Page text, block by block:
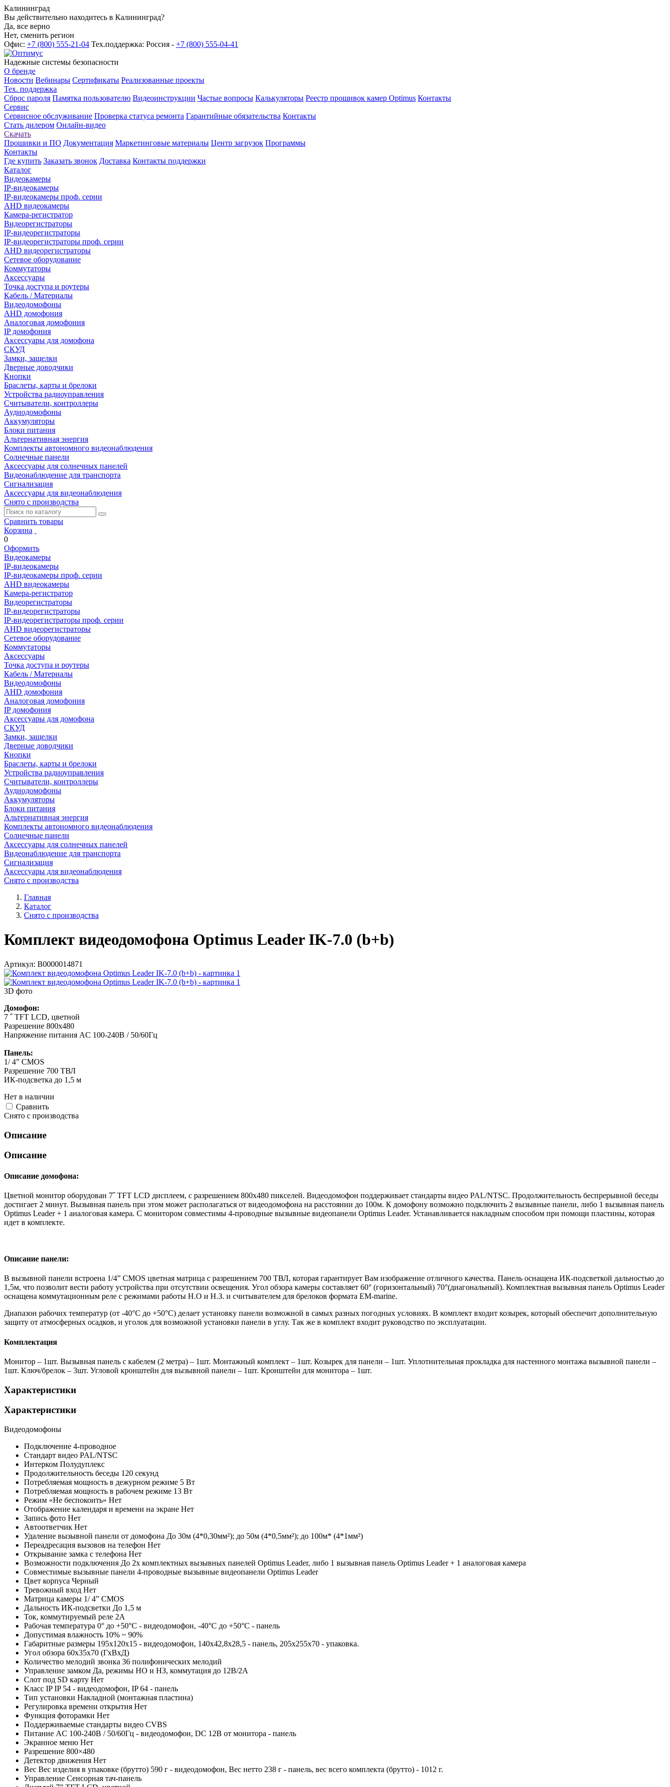
Калининград
Вы действительно находитесь в Калининград?
Да, все верно
Нет, сменить регион
Офис: +7 (800) 555-21-04 Тех.поддержка: Россия - +7 (800) 555-04-41
Надежные системы безопасности
О бренде
Новости Вебинары Сертификаты Реализованные проекты
Тех. поддержка
Сброс пароля Памятка пользователю Видеоинструкции Частые вопросы Калькуляторы Реестр прошивок камер Optimus Контакты
Сервис
Сервисное обслуживание Проверка статуса ремонта Гарантийные обязательства Контакты
Стать дилером Онлайн-видео
Скачать
Прошивки и ПО Документация Маркетинговые материалы Центр загрузок Программы
Контакты
Где купить Заказать звонок Доставка Контакты поддержки
Каталог
Видеокамеры
IP-видеокамеры
IP-видеокамеры проф. серии
AHD видеокамеры
Камера-регистратор
Видеорегистраторы
IP-видеорегистраторы
IP-видеорегистраторы проф. серии
AHD видеорегистраторы
Сетевое оборудование
Коммутаторы
Аксессуары
Точка доступа и роутеры
Кабель / Материалы
Видеодомофоны
AHD домофония
Аналоговая домофония
IP домофония
Аксессуары для домофона
СКУД
Замки, защелки
Дверные доводчики
Кнопки
Браслеты, карты и брелоки
Устройства радиоуправления
Считыватели, контроллеры
Аудиодомофоны
Аккумуляторы
Блоки питания
Альтернативная энергия
Комплекты автономного видеонаблюдения
Солнечные панели
Аксессуары для солнечных панелей
Видеонаблюдение для транспорта
Сигнализация
Аксессуары для видеонаблюдения
Снято с производства
Сравнить товары
Корзина
0
Оформить
Видеокамеры
IP-видеокамеры
IP-видеокамеры проф. серии
AHD видеокамеры
Камера-регистратор
Видеорегистраторы
IP-видеорегистраторы
IP-видеорегистраторы проф. серии
AHD видеорегистраторы
Сетевое оборудование
Коммутаторы
Аксессуары
Точка доступа и роутеры
Кабель / Материалы
Видеодомофоны
AHD домофония
Аналоговая домофония
IP домофония
Аксессуары для домофона
СКУД
Замки, защелки
Дверные доводчики
Кнопки
Браслеты, карты и брелоки
Устройства радиоуправления
Считыватели, контроллеры
Аудиодомофоны
Аккумуляторы
Блоки питания
Альтернативная энергия
Комплекты автономного видеонаблюдения
Солнечные панели
Аксессуары для солнечных панелей
Видеонаблюдение для транспорта
Сигнализация
Аксессуары для видеонаблюдения
Снято с производства
Главная
Каталог
Снято с производства
Комплект видеодомофона Optimus Leader IK-7.0 (b+b)
Артикул: В0000014871
3D фото
Домофон:
7 ˝ TFT LCD, цветной
Разрешение 800х480
Напряжение питания AC 100-240В / 50/60Гц
Панель:
1/ 4” CMOS
Разрешение 700 ТВЛ
ИК-подсветка до 1,5 м
Нет в наличии
Cравнить
Снято с производства
Описание
Описание
Описание домофона:
Цветной монитор оборудован 7˝ TFT LCD дисплеем, с разрешением 800х480 пикселей. Видеодомофон поддерживает стандарты видео PAL/NTSC. Продолжительность беспрерывной беседы
достигает 2 минут. Вызывная панель при этом может располагаться от видеодомофона на расстоянии до 100м. К домофону возможно подключить 2 вызывные панели, либо 1 вызывная панель
Optimus Leader + 1 аналоговая камера. С монитором совместимы 4-проводные вызывные видеопанели Optimus Leader. Устанавливается накладным способом при помощи пластины, которая
идет в комплекте.
Описание панели:
В вызывной панели встроена 1/4” CMOS цветная матрица с разрешением 700 ТВЛ, которая гарантирует Вам изображение отличного качества. Панель оснащена ИК-подсветкой дальностью до
1,5м, что позволит вести работу устройства при отсутствии освещения. Угол обзора камеры составляет 60° (горизонтальный) 70°(диагональный). Комплектная вызывная панель Optimus Leader
оснащена коммутационным реле с режимами работы Н.О и Н.З. и считывателем для брелоков формата EM-marine.
Диапазон рабочих температур (от -40°С до +50°С) делает установку панели возможной в самых разных погодных условиях. В комплект входит козырек, который обеспечит дополнительную
защиту от атмосферных осадков, и уголок для возможной установки панели в углу. Так же в комплект входит руководство по эксплуатации.
Комплектация
Монитор – 1шт. Вызывная панель с кабелем (2 метра) – 1шт. Монтажный комплект – 1шт. Козырек для панели – 1шт. Уплотнительная прокладка для настенного монтажа вызывной панели –
1шт. Ключ/брелок – 3шт. Угловой кронштейн для вызывной панели – 1шт. Кронштейн для монитора – 1шт.
Характеристики
Характеристики
Видеодомофоны
Подключение 4-проводное
Стандарт видео PAL/NTSC
Интерком Полудуплекс
Продолжительность беседы 120 секунд
Потребляемая мощность в дежурном режиме 5 Вт
Потребляемая мощность в рабочем режиме 13 Вт
Режим «Не беспокоить» Нет
Отображение календаря и времени на экране Нет
Запись фото Нет
Автоответчик Нет
Удаление вызывной панели от домофона До 30м (4*0,30мм²); до 50м (4*0,5мм²); до 100м* (4*1мм²)
Переадресация вызовов на телефон Нет
Открывание замка с телефона Нет
Возможности подключения До 2х комплектных вызывных панелей Optimus Leader, либо 1 вызывная панель Optimus Leader + 1 аналоговая камера
Совместимые вызывные панели 4-проводные вызывные видеопанели Optimus Leader
Цвет корпуса Черный
Тревожный вход Нет
Матрица камеры 1/ 4” CMOS
Дальность ИК-подсветки До 1,5 м
Ток, коммутируемый реле 2А
Рабочая температура 0° до +50°С - видеодомофон, -40°С до +50°С - панель
Допустимая влажность 10% ~ 90%
Габаритные размеры 195x120x15 - видеодомофон, 140х42,8х28,5 - панель, 205x255x70 - упаковка.
Угол обзора 60х35х70 (ГxВxД)
Количество мелодий звонка 36 полифонических мелодий
Управление замком Да, режимы НО и НЗ, коммутация до 12В/2А
Слот под SD карту Нет
Класс IP IP 54 - видеодомофон, IP 64 - панель
Тип установки Накладной (монтажная пластина)
Регулировка времени открытия Нет
Функция фоторамки Нет
Поддерживаемые стандарты видео CVBS
Питание AC 100-240В / 50/60Гц - видеодомофон, DC 12В от монитора - панель
Экранное меню Нет
Разрешение 800×480
Детектор движения Нет
Вес Вес изделия в упаковке (брутто) 590 г - видеодомофон, Вес нетто 238 г - панель, вес всего комплекта (брутто) - 1012 г.
Управление Сенсорная тач-панель